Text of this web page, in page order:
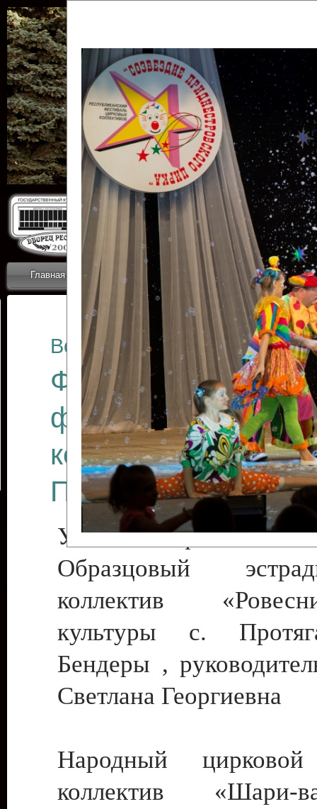
Главная Приветствие Коллективы Новости
ОТЧЕТЫ ГКЦ
Все отчеты
Финал
фестиваля
коллективов
Приднестровского
Участники фестиваля:
Образцовый
коллектив
культуры с.
Бендеры ,
Светлана Георгиевна
Народный цирковой
коллектив